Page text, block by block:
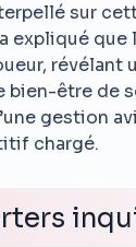
sur
expliqué
révélant
bien-être de
gestion
chargé.